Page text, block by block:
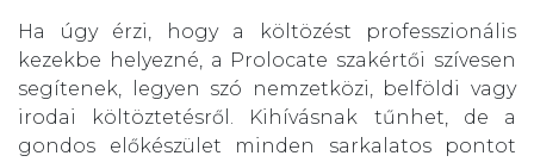
Ha úgy érzi, hogy a költözést professzionális
kezekbe helyezné, a Prolocate szakértői szívesen
segítenek, legyen szó nemzetközi, belföldi vagy
irodai költöztetésről. Kihívásnak tűnhet, de a
gondos előkészület minden sarkalatos pontot